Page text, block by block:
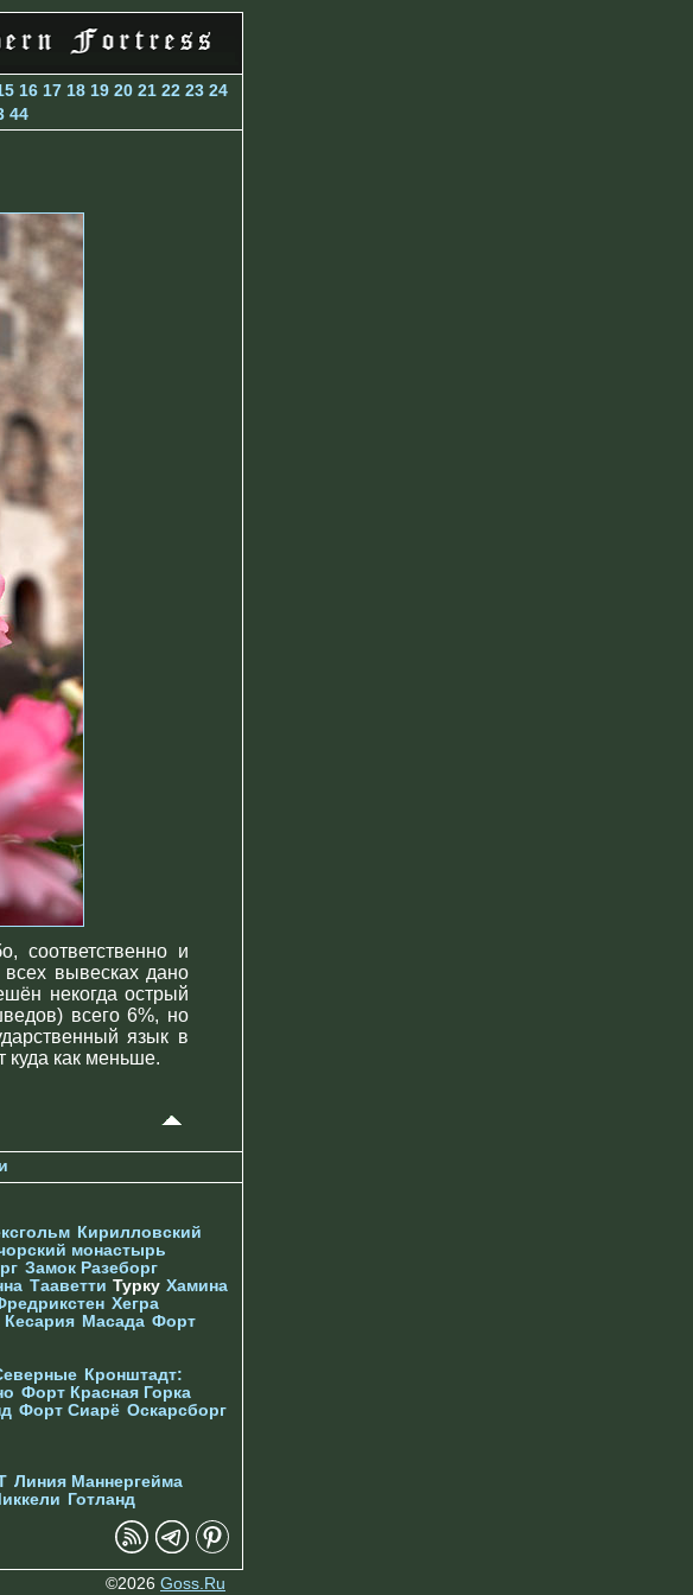
16 17 18 19 20 21 22 23 24
44
соответственно и
вывесках дано
некогда острый
всего 6%, но
язык в
куда как меньше.
Кирилловский
монастырь
Замок Разеборг
Тааветти Турку Хамина
Хегра
Кесария Масада Форт
Кронштадт:
Форт Красная Горка
Форт Сиарё Оскарсборг
Линия Маннергейма
Готланд
©2026 Goss.Ru